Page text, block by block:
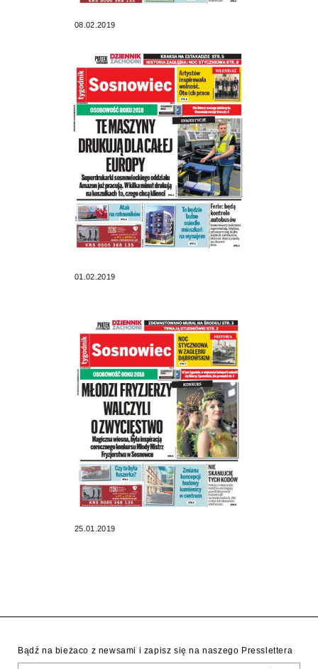
08.02.2019
01.02.2019
25.01.2019
Bądź na bieżaco z newsami i zapisz się na naszego Presslettera